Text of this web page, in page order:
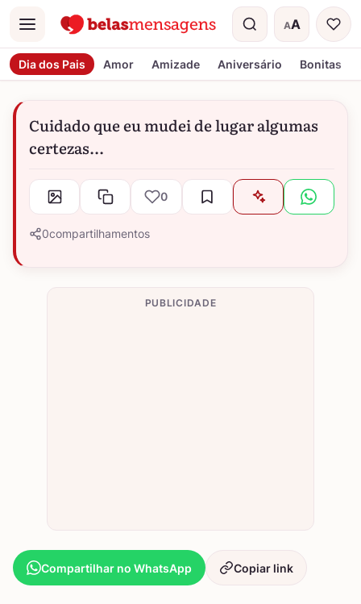
Menu AA
Tamanho do
Dia dos Pais Amor Amizade Aniversário Bonitas
Cuidado que eu mudei de lugar algumas
certezas...
0
0compartilhamentos
PUBLICIDADE
Compartilhar no WhatsApp Copiar link